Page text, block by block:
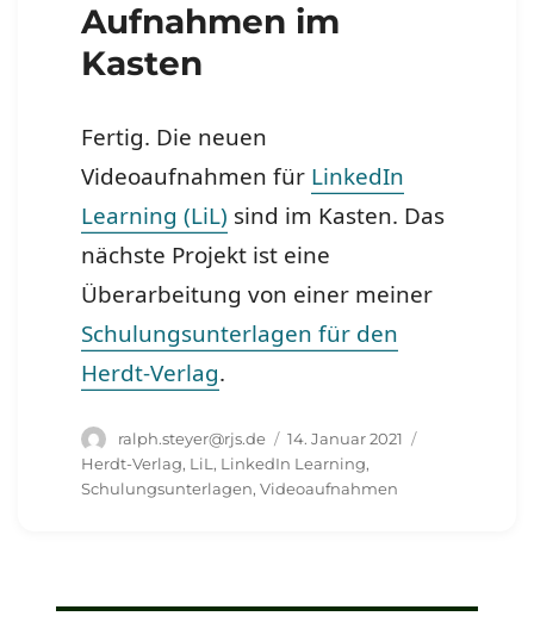
Aufnahmen im
Kasten
Fertig. Die neuen
Videoaufnahmen für LinkedIn
Learning (LiL) sind im Kasten. Das
nächste Projekt ist eine
Überarbeitung von einer meiner
Schulungsunterlagen für den
Herdt-Verlag.
Autor
ralph.steyer@rjs.de
Veröffentlicht
am
14. Januar 2021
Herdt-Verlag, LiL, LinkedIn Learning,
Schulungsunterlagen,Videoaufnahmen